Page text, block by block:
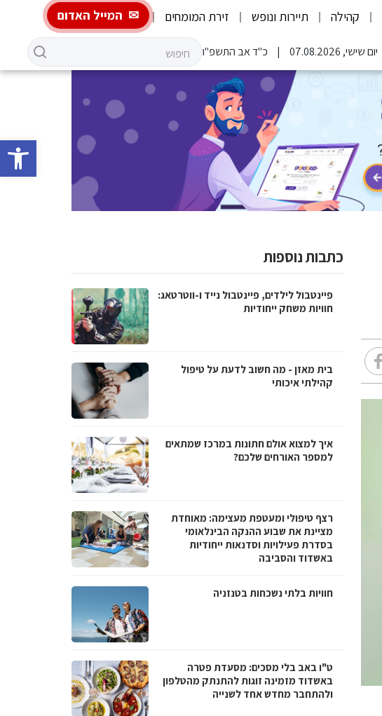
פתח
קהילה תיירות ונופש זירת המומחים המייל האדום
יום שישי, 07.08.2026 כ"ד אב התשפ"ו
כתבות נוספות
פיינטבול לילדים, פיינטבול נייד ו-ווטרטאג:
חוויות משחק ייחודיות
בית מאזן - מה חשוב לדעת על טיפול
קהילתי איכותי
איך למצוא אולם חתונות במרכז שמתאים
למספר האורחים שלכם?
רצף טיפולי ומעטפת מעצימה: מאוחדת
מציינת את שבוע ההנקה הבינלאומי
בסדרת פעילויות וסדנאות ייחודיות
באשדוד והסביבה
חוויות בלתי נשכחות בטנזניה
ט"ו באב בלי מסכים: מסעדת פטרה
באשדוד מזמינה זוגות להתנתק מהטלפון
ולהתחבר מחדש אחד לשנייה